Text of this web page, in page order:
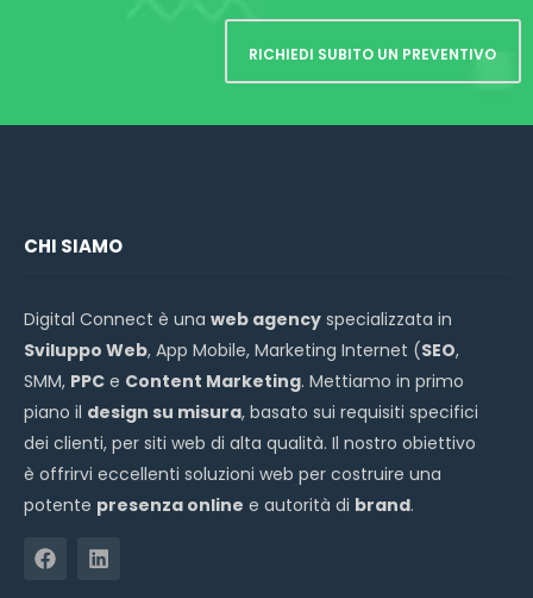
RICHIEDI SUBITO UN PREVENTIVO
CHI SIAMO
Digital Connect è una web agency specializzata in
Sviluppo Web, App Mobile, Marketing Internet (SEO,
SMM, PPC e Content Marketing. Mettiamo in primo
piano il design su misura, basato sui requisiti specifici
dei clienti, per siti web di alta qualità. Il nostro obiettivo
è offrirvi eccellenti soluzioni web per costruire una
potente presenza online e autorità di brand.